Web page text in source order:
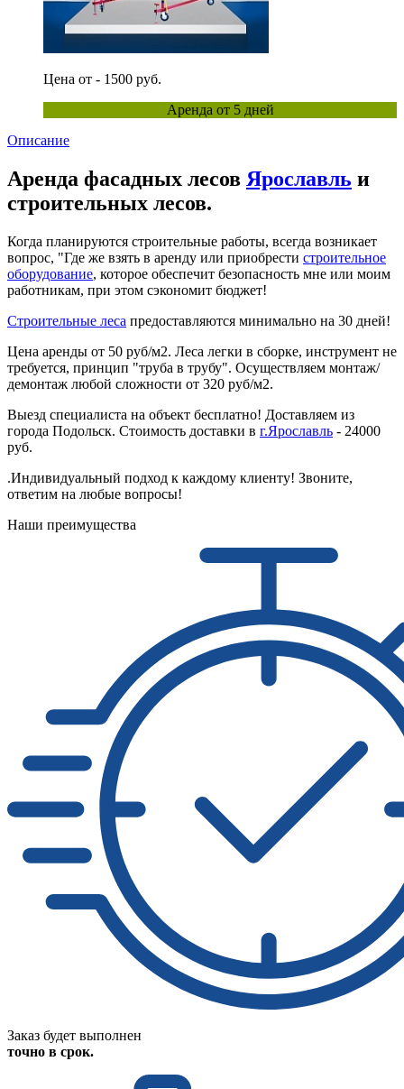
Цена от - 1500 руб.
Аренда от 5 дней
Описание
Аренда фасадных лесов Ярославль и
строительных лесов.
Когда планируются строительные работы, всегда возникает
вопрос, "Где же взять в аренду или приобрести строительное
оборудование, которое обеспечит безопасность мне или моим
работникам, при этом сэкономит бюджет!
Строительные леса предоставляются минимально на 30 дней!
Цена аренды от 50 руб/м2. Леса легки в сборке, инструмент не
требуется, принцип "труба в трубу". Осуществляем монтаж/
демонтаж любой сложности от 320 руб/м2.
Выезд специалиста на объект бесплатно! Доставляем из
города Подольск. Стоимость доставки в г.Ярославль - 24000
руб.
.Индивидуальный подход к каждому клиенту! Звоните,
ответим на любые вопросы!
Наши преимущества
Заказ будет выполнен
точно в срок.